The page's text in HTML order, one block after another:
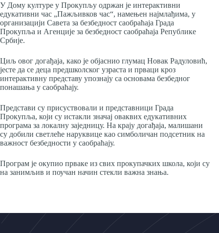
У Дому културе у Прокупљу одржан је интерактивни
едукативни час „Пажљивков час“, намењен најмлађима, у
организацији Савета за безбедност саобраћаја Града
Прокупља и Агенције за безбедност саобраћаја Републике
Србије.
Циљ овог догађаја, како је објаснио глумац Новак Радуловић,
јесте да се деца предшколског узраста и прваци кроз
интерактивну представу упознају са основама безбедног
понашања у саобраћају.
Представи су присуствовали и представници Града
Прокупља, који су истакли значај оваквих едукативних
програма за локалну заједницу. На крају догађаја, малишани
су добили светлеће наруквице као симболичан подсетник на
важност безбедности у саобраћају.
Програм је окупио прваке из свих прокупачких школа, који су
на занимљив и поучан начин стекли важна знања.